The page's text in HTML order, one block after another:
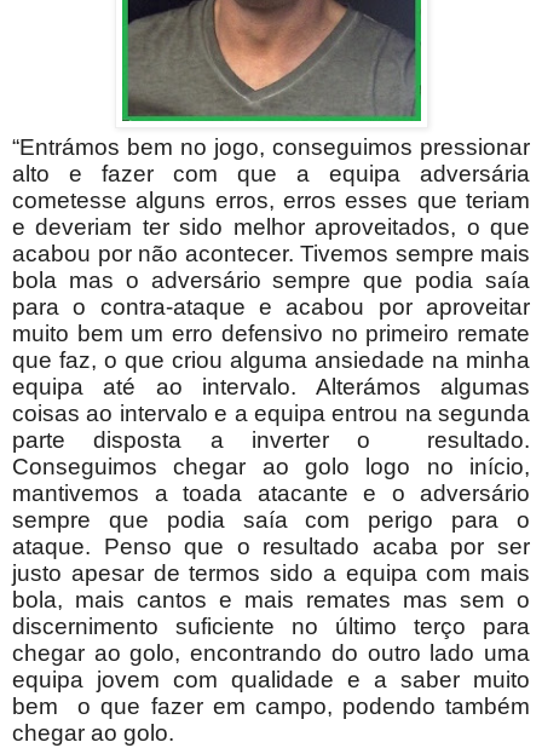
“Entrámos bem no jogo, conseguimos pressionar
alto e fazer com que a equipa adversária
cometesse alguns erros, erros esses que teriam
e deveriam ter sido melhor aproveitados, o que
acabou por não acontecer. Tivemos sempre mais
bola mas o adversário sempre que podia saía
para o contra-ataque e acabou por aproveitar
muito bem um erro defensivo no primeiro remate
que faz, o que criou alguma ansiedade na minha
equipa até ao intervalo. Alterámos algumas
coisas ao intervalo e a equipa entrou na segunda
parte disposta a inverter o resultado.
Conseguimos chegar ao golo logo no início,
mantivemos a toada atacante e o adversário
sempre que podia saía com perigo para o
ataque. Penso que o resultado acaba por ser
justo apesar de termos sido a equipa com mais
bola, mais cantos e mais remates mas sem o
discernimento suficiente no último terço para
chegar ao golo, encontrando do outro lado uma
equipa jovem com qualidade e a saber muito
bem o que fazer em campo, podendo também
chegar ao golo.